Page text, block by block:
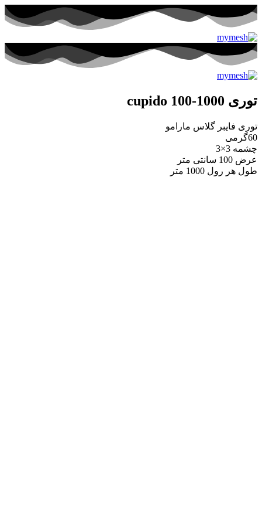
توری 1000-100 cupido
توری فایبر گلاس مارامو
60گرمی
چشمه 3×3
عرض 100 سانتی متر
طول هر رول 1000 متر